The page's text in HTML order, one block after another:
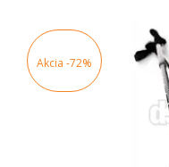
Akcia -72%